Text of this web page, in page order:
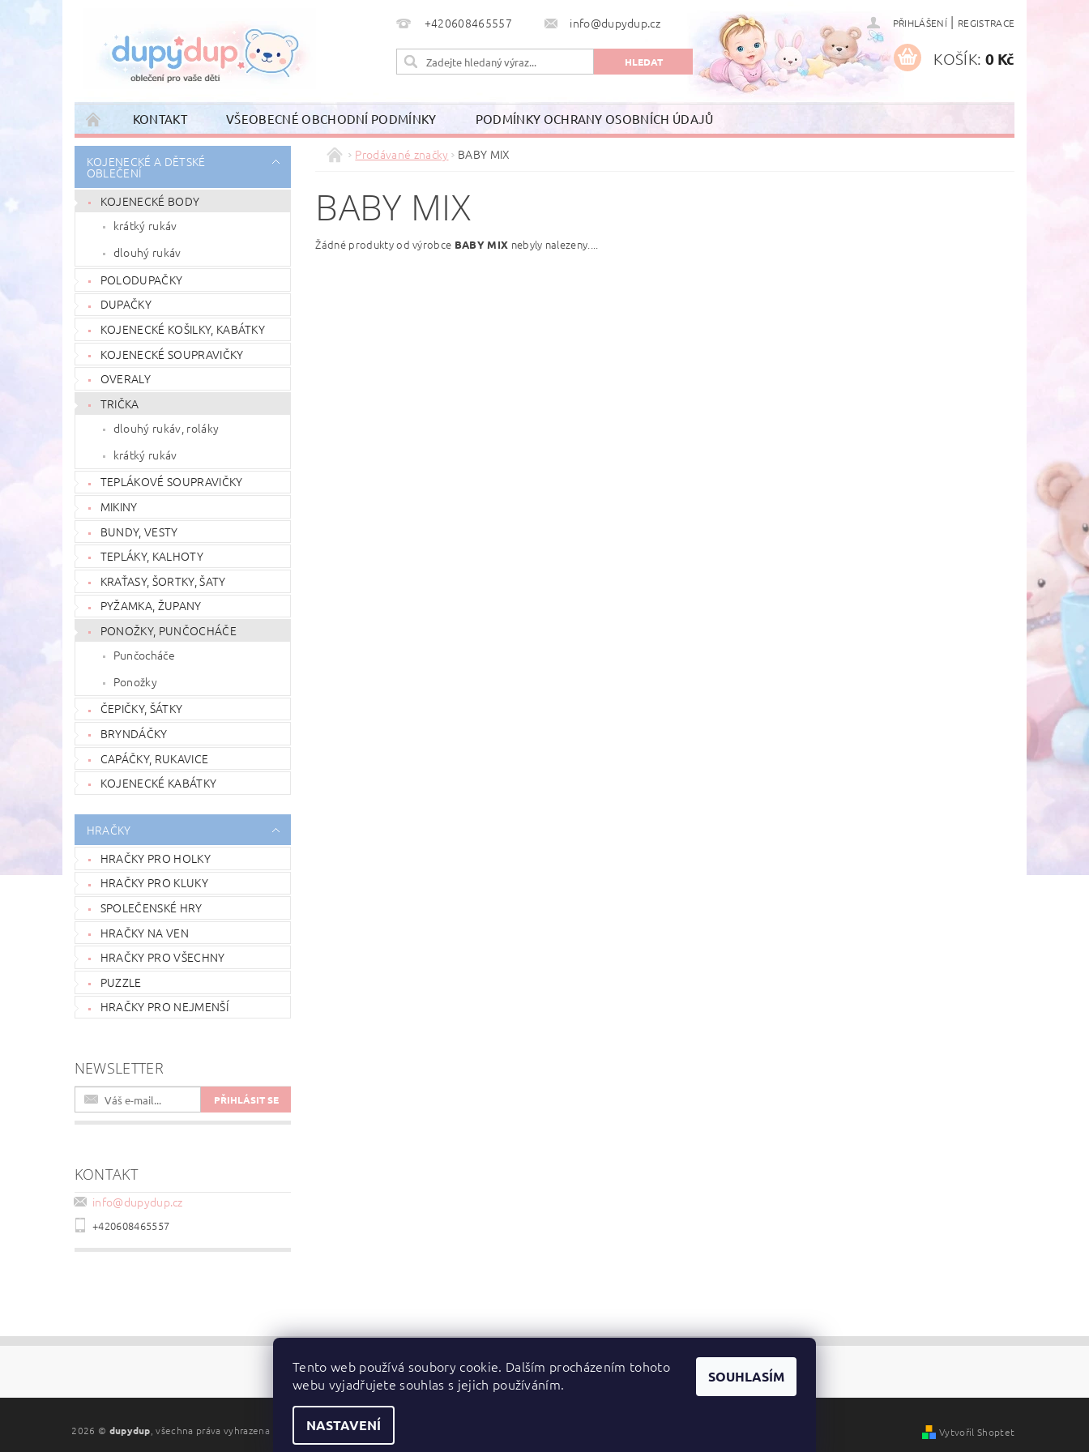
+420608465557 info@dupydup.cz PŘIHLÁŠENÍ | REGISTRACE
KOŠÍK: 0 Kč
KONTAKT VŠEOBECNÉ OBCHODNÍ PODMÍNKY PODMÍNKY OCHRANY OSOBNÍCH ÚDAJŮ
KOJENECKÉ A DĚTSKÉ
OBLEČENÍ
KOJENECKÉ BODY
krátký rukáv
dlouhý rukáv
POLODUPAČKY
DUPAČKY
KOJENECKÉ KOŠILKY, KABÁTKY
KOJENECKÉ SOUPRAVIČKY
OVERALY
TRIČKA
dlouhý rukáv, roláky
krátký rukáv
TEPLÁKOVÉ SOUPRAVIČKY
MIKINY
BUNDY, VESTY
TEPLÁKY, KALHOTY
KRAŤASY, ŠORTKY, ŠATY
PYŽAMKA, ŽUPANY
PONOŽKY, PUNČOCHÁČE
Punčocháče
Ponožky
ČEPIČKY, ŠÁTKY
BRYNDÁČKY
CAPÁČKY, RUKAVICE
KOJENECKÉ KABÁTKY
HRAČKY
HRAČKY PRO HOLKY
HRAČKY PRO KLUKY
SPOLEČENSKÉ HRY
HRAČKY NA VEN
HRAČKY PRO VŠECHNY
PUZZLE
HRAČKY PRO NEJMENŠÍ
NEWSLETTER
KONTAKT
info@dupydup.cz
+420608465557
Prodávané značky BABY MIX
BABY MIX
Žádné produkty od výrobce BABY MIX nebyly nalezeny....
Zboží.cz | Heureka.cz
2026 © dupydup, všechna práva vyhrazena Vytvořil Shoptet
Tento web používá soubory cookie. Dalším procházením tohoto
webu vyjadřujete souhlas s jejich používáním.
NASTAVENÍ
SOUHLASÍM